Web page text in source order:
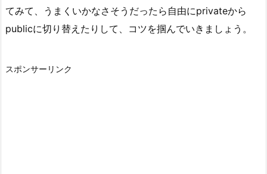
てみて、うまくいかなさそうだったら自由にprivateから
publicに切り替えたりして、コツを掴んでいきましょう。
スポンサーリンク